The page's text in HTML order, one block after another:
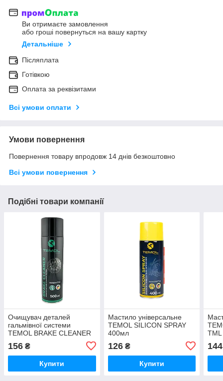
Ви отримаєте замовлення
або гроші повернуться на вашу картку
Детальніше
Післяплата
Готівкою
Оплата за реквізитами
Всі умови оплати
Умови повернення
Повернення товару впродовж 14 днів безкоштовно
Всі умови повернення
Подібні товари компанії
Очищувач деталей
гальмівної системи
TEMOL BRAKE CLEANER
156 ₴
Купити
Мастило універсальне
TEMOL SILICON SPRAY
400мл
126₴
Купити
144